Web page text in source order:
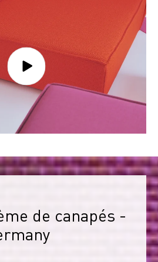
de canapés -